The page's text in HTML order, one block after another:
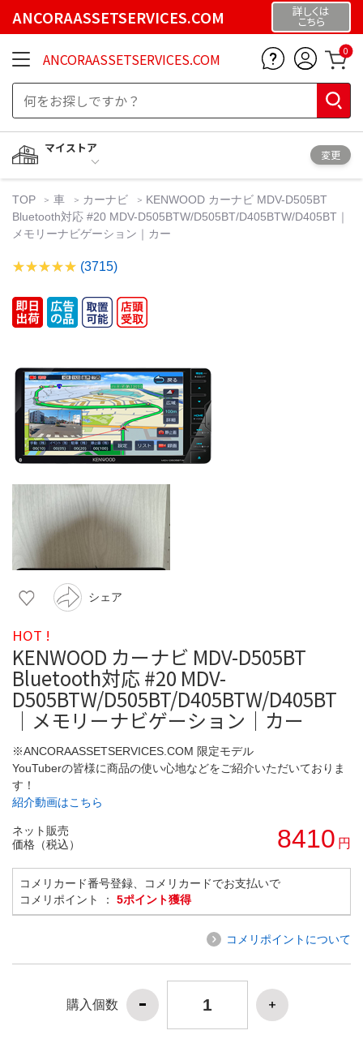
ANCORAASSETSERVICES.COM 詳しくは
こちら
ANCORAASSETSERVICES.COM 0
マイストア
変更
TOP 車 カーナビ
KENWOOD カーナビ MDV-D505BT
Bluetooth対応 #20 MDV-D505BTW/D505BT/D405BTW/D405BT｜
メモリーナビゲーション｜カー
(3715)
シェア
HOT !
KENWOOD カーナビ MDV-D505BT
Bluetooth対応 #20 MDV-
D505BTW/D505BT/D405BTW/D405BT
｜メモリーナビゲーション｜カー
※ANCORAASSETSERVICES.COM 限定モデル
YouTuberの皆様に商品の使い心地などをご紹介いただいておりま
す！
紹介動画はこちら
ネット販売
価格（税込）
8410 円
コメリカード番号登録、コメリカードでお支払いで
コメリポイント ： 5ポイント獲得
コメリポイントについて
購入個数